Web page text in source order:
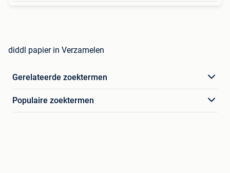
diddl papier in Verzamelen
Gerelateerde zoektermen
Populaire zoektermen